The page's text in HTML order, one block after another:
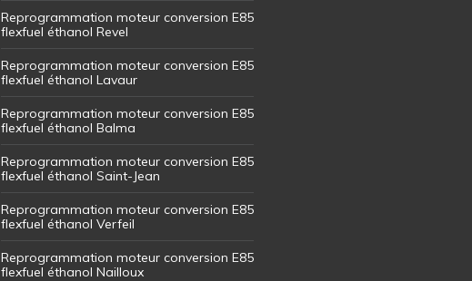
Reprogrammation moteur conversion E85
flexfuel éthanol Revel
Reprogrammation moteur conversion E85
flexfuel éthanol Lavaur
Reprogrammation moteur conversion E85
flexfuel éthanol Balma
Reprogrammation moteur conversion E85
flexfuel éthanol Saint-Jean
Reprogrammation moteur conversion E85
flexfuel éthanol Verfeil
Reprogrammation moteur conversion E85
flexfuel éthanol Nailloux